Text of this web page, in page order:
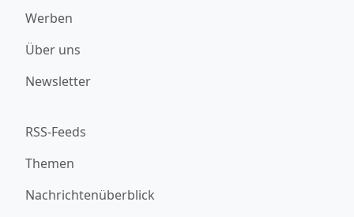
Werben
Über uns
Newsletter
RSS-Feeds
Themen
Nachrichtenüberblick